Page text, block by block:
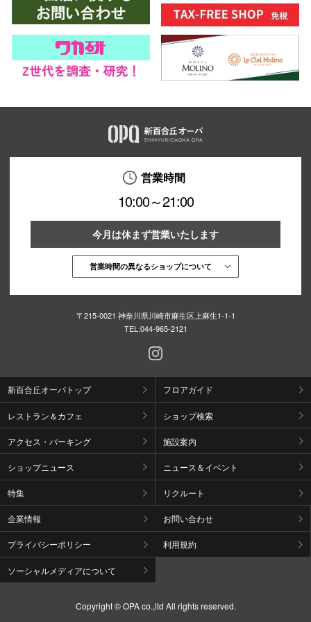
営業時間
10:00～21:00
今月は休まず営業いたします
営業時間の異なるショップについて
〒215-0021 神奈川県川崎市麻生区上麻生1-1-1
TEL:044-965-2121
新百合丘オーパトップ フロアガイド
レストラン＆カフェ ショップ検索
アクセス・パーキング 施設案内
ショップニュース ニュース＆イベント
特集 リクルート
企業情報 お問い合わせ
プライバシーポリシー 利用規約
ソーシャルメディアについて
Copyright © OPA co.,ltd All rights reserved.